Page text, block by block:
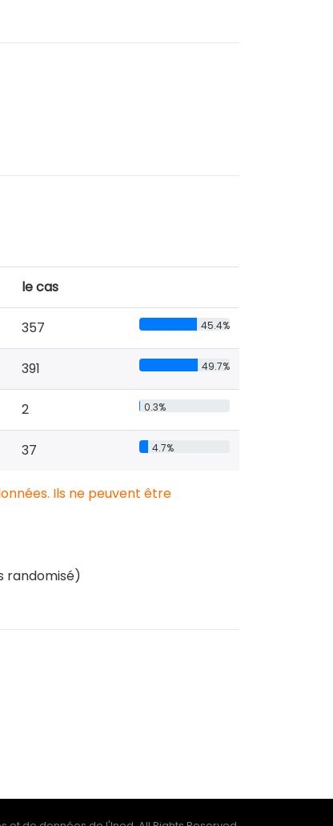
le cas
357 45.4%
391 49.7%
2 0.3%
37 4.7%
Ils ne peuvent être
randomisé)